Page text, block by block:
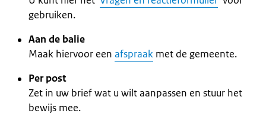
gebruiken.
Aan de balie
Maak hiervoor een afspraak met de gemeente.
Per post
Zet in uw brief wat u wilt aanpassen en stuur het
bewijs mee.